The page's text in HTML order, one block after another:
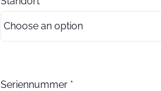
Seriennummer *